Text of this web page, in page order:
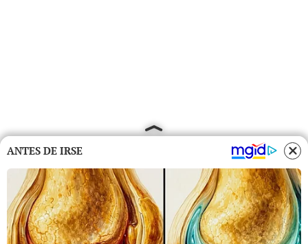
ANTES DE IRSE